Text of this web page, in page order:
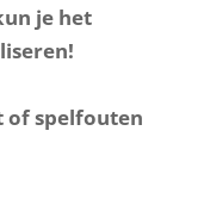
je het
of spelfouten